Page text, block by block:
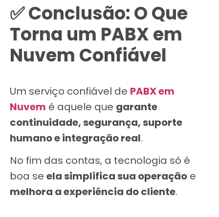
✅ Conclusão: O Que
Torna um PABX em
Nuvem Confiável
Um serviço confiável de PABX em
Nuvem é aquele que garante
continuidade, segurança, suporte
humano e integração real.
No fim das contas, a tecnologia só é
boa se ela simplifica sua operação e
melhora a experiência do cliente.